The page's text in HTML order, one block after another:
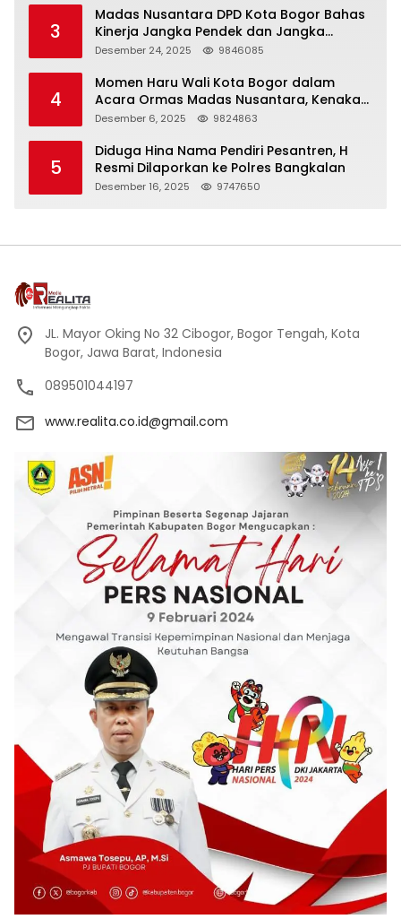
3
Madas Nusantara DPD Kota Bogor Bahas
Kinerja Jangka Pendek dan Jangka
Panjang
Desember 24, 2025 9846085
4
Momen Haru Wali Kota Bogor dalam
Acara Ormas Madas Nusantara, Kenakan
Peci Hitam Tinggi sebagai Simbol
Desember 6, 2025 9824863
5
Diduga Hina Nama Pendiri Pesantren, H
Resmi Dilaporkan ke Polres Bangkalan
Desember 16, 2025 9747650
JL. Mayor Oking No 32 Cibogor, Bogor Tengah, Kota
Bogor, Jawa Barat, Indonesia
089501044197
www.realita.co.id@gmail.com